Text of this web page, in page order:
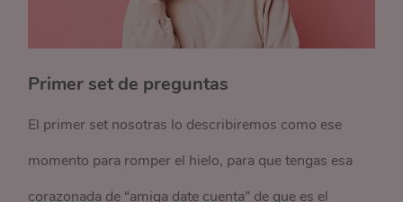
Primer set de preguntas
El primer set nosotras lo describiremos como ese
momento para romper el hielo, para que tengas esa
corazonada de “amiga date cuenta” de que es el